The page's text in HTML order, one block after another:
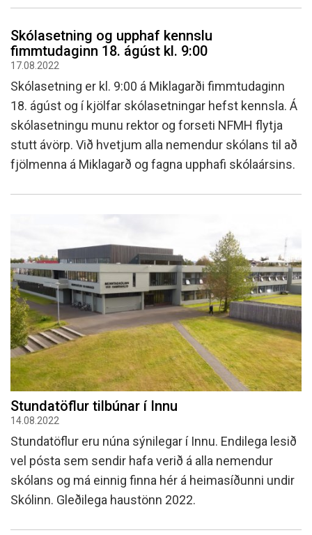
Skólasetning og upphaf kennslu
fimmtudaginn 18. ágúst kl. 9:00
17.08.2022
Skólasetning er kl. 9:00 á Miklagarði fimmtudaginn
18. ágúst og í kjölfar skólasetningar hefst kennsla. Á
skólasetningu munu rektor og forseti NFMH flytja
stutt ávörp. Við hvetjum alla nemendur skólans til að
fjölmenna á Miklagarð og fagna upphafi skólaársins.
Stundatöflur tilbúnar í Innu
14.08.2022
Stundatöflur eru núna sýnilegar í Innu. Endilega lesið
vel pósta sem sendir hafa verið á alla nemendur
skólans og má einnig finna hér á heimasíðunni undir
Skólinn. Gleðilega haustönn 2022.